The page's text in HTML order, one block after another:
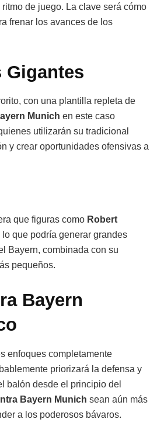
de juego. La clave será cómo
frenar los avances de los
Gigantes
con una plantilla repleta de
Munich en este caso
utilizarán su tradicional
y crear oportunidades ofensivas a
que figuras como Robert
que podría generar grandes
Bayern, combinada con su
pequeños.
Bayern
enfoques completamente
priorizará la defensa y
balón desde el principio del
Bayern Munich sean aún más
a los poderosos bávaros.